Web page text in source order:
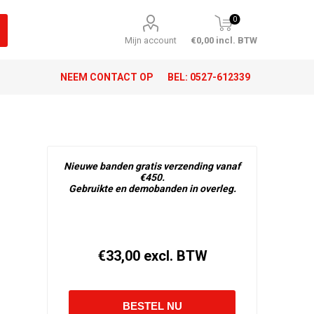
Mijn account
0
€0,00 incl. BTW
NEEM CONTACT OP BEL: 0527-612339
Nieuwe banden gratis verzending vanaf
€450.
Gebruikte en demobanden in overleg.
€33,00 excl. BTW